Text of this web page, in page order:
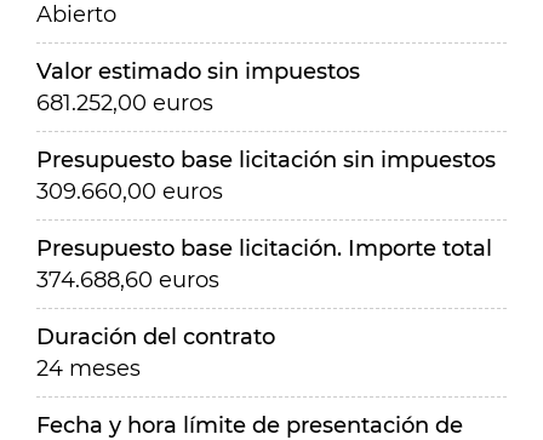
Abierto
Valor estimado sin impuestos
681.252,00 euros
Presupuesto base licitación sin impuestos
309.660,00 euros
Presupuesto base licitación. Importe total
374.688,60 euros
Duración del contrato
24 meses
Fecha y hora límite de presentación de